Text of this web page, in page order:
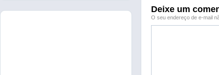
Deixe um
O seu endereço de e-mail